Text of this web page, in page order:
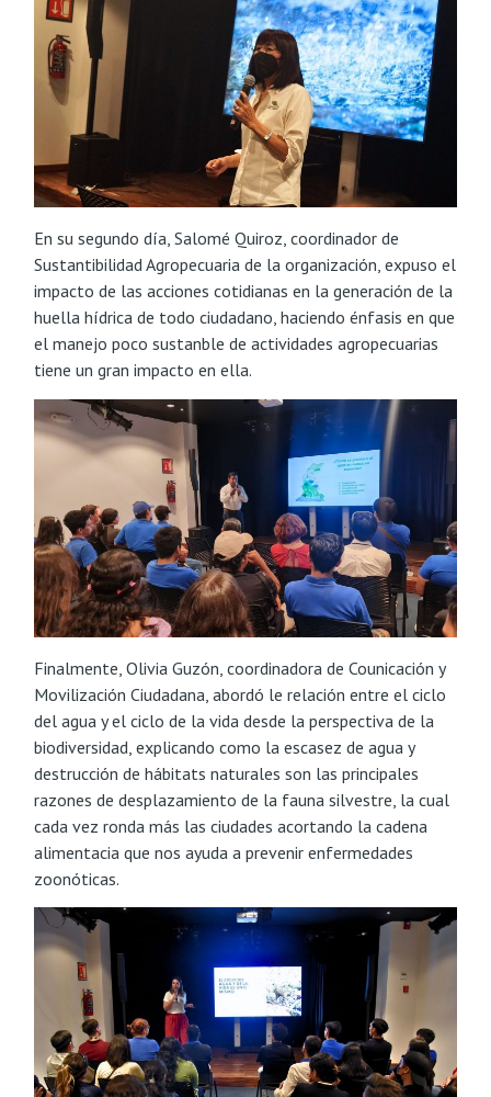
En su segundo día, Salomé Quiroz, coordinador de
Sustantibilidad Agropecuaria de la organización, expuso el
impacto de las acciones cotidianas en la generación de la
huella hídrica de todo ciudadano, haciendo énfasis en que
el manejo poco sustanble de actividades agropecuarias
tiene un gran impacto en ella.
Finalmente, Olivia Guzón, coordinadora de Counicación y
Movilización Ciudadana, abordó le relación entre el ciclo
del agua y el ciclo de la vida desde la perspectiva de la
biodiversidad, explicando como la escasez de agua y
destrucción de hábitats naturales son las principales
razones de desplazamiento de la fauna silvestre, la cual
cada vez ronda más las ciudades acortando la cadena
alimentacia que nos ayuda a prevenir enfermedades
zoonóticas.